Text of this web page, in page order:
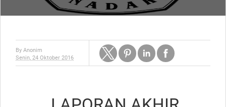
By Anonim
Senin, 24 Oktober 2016